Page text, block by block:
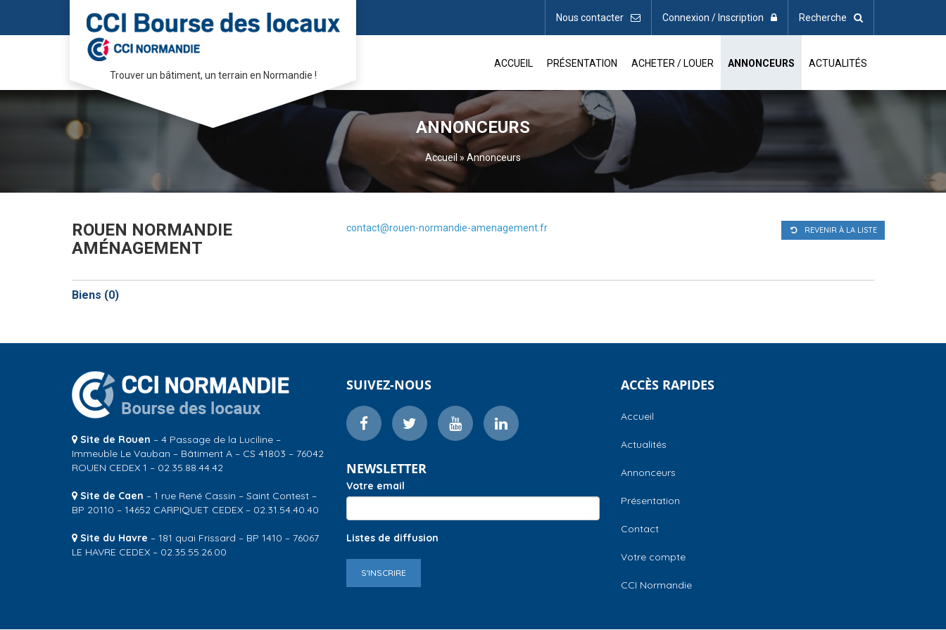
Nous contacter Connexion / Inscription Recherche
Trouver un bâtiment, un terrain en Normandie !
ACCUEIL PRÉSENTATION ACHETER / LOUER ANNONCEURS ACTUALITÉS
ANNONCEURS
Accueil » Annonceurs
REVENIR À LA LISTE
ROUEN NORMANDIE
AMÉNAGEMENT
contact@rouen-normandie-amenagement.fr
Biens (0)
Site de Rouen – 4 Passage de la Luciline –
Immeuble Le Vauban – Bâtiment A – CS 41803 – 76042
ROUEN CEDEX 1 – 02.35.88.44.42
Site de Caen – 1 rue René Cassin – Saint Contest –
BP 20110 – 14652 CARPIQUET CEDEX – 02.31.54.40.40
Site du Havre – 181 quai Frissard – BP 1410 – 76067
LE HAVRE CEDEX – 02.35.55.26.00
SUIVEZ-NOUS
NEWSLETTER
Votre email
Listes de diffusion
S'INSCRIRE
ACCÈS RAPIDES
Accueil
Actualités
Annonceurs
Présentation
Contact
Votre compte
CCI Normandie